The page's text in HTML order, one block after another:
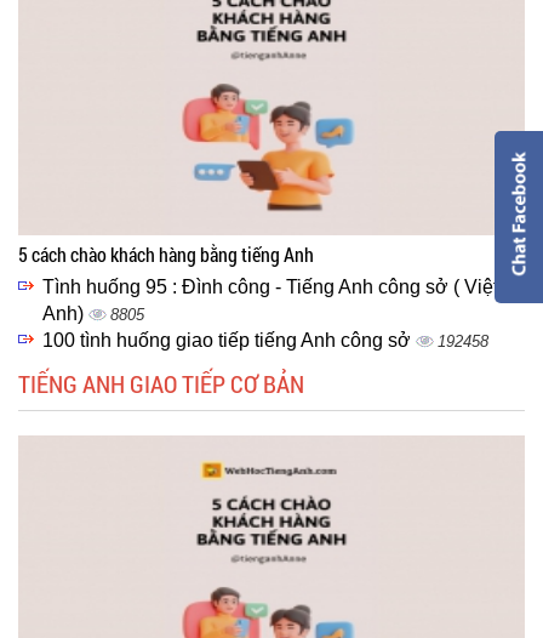
5 cách chào khách hàng bằng tiếng Anh
Tình huống 95 : Đình công - Tiếng Anh công sở ( Việt -
Anh)
8805
100 tình huống giao tiếp tiếng Anh công sở 192458
TIẾNG ANH GIAO TIẾP CƠ BẢN